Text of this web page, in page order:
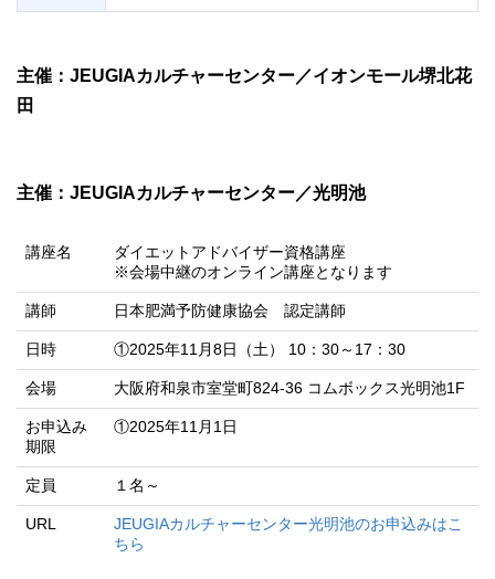
主催：JEUGIAカルチャーセンター／イオンモール堺北花
田
主催：JEUGIAカルチャーセンター／光明池
講座名
ダイエットアドバイザー資格講座
※会場中継のオンライン講座となります
講師 日本肥満予防健康協会 認定講師
日時 ①2025年11月8日（土） 10：30～17：30
会場 大阪府和泉市室堂町824-36 コムボックス光明池1F
お申込み
期限
①2025年11月1日
定員 １名～
URL
JEUGIAカルチャーセンター光明池のお申込みはこ
ちら